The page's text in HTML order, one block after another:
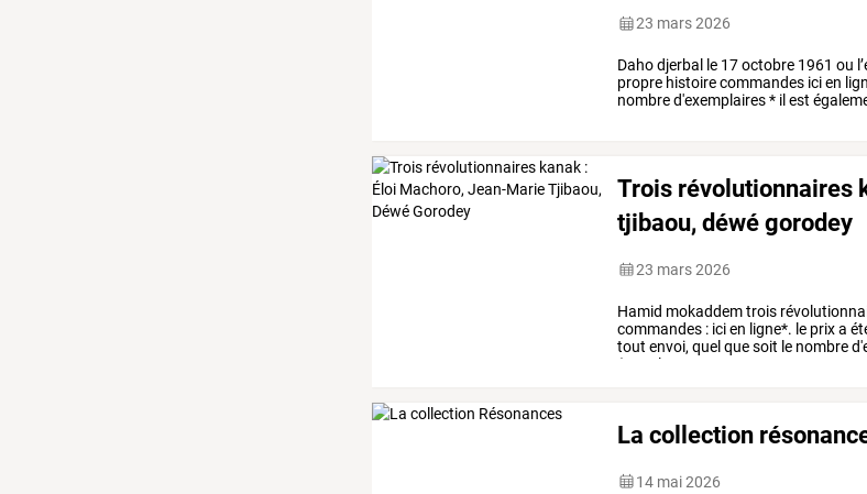
23 mars 2026
Dahodjerbal le 17octobre 1961 ou
propre histoirecommandes icien
nombred'exemplaires* il est
Trois révolutionnaires
tjibaou, déwé gorodey
23 mars 2026
Hamid mokaddemtrois
commandes : icien ligne*. le prixa
tout envoi, quel quesoit le nombre
(avec
les
La collection
14 mai 2026